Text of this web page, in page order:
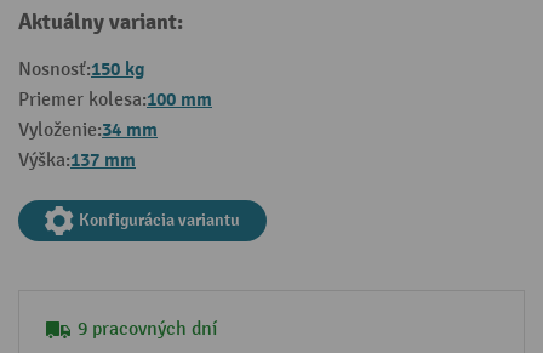
Aktuálny variant:
Nosnosť:150 kg
Priemer kolesa:100 mm
Vyloženie:34 mm
Výška:137 mm
Konfigurácia variantu
9 pracovných dní